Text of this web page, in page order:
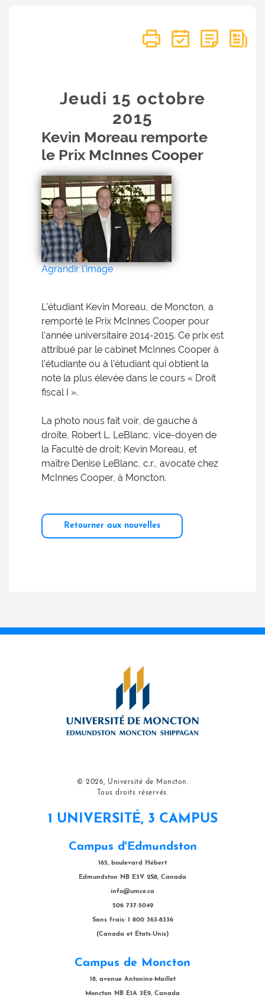
Jeudi 15 octobre
2015
Kevin Moreau remporte
le Prix McInnes Cooper
Agrandir l'image
L’étudiant Kevin Moreau, de Moncton, a
remporté le Prix McInnes Cooper pour
l’année universitaire 2014-2015. Ce prix est
attribué par le cabinet McInnes Cooper à
l’étudiante ou à l’étudiant qui obtient la
note la plus élevée dans le cours « Droit
fiscal I ».
La photo nous fait voir, de gauche à
droite, Robert L. LeBlanc, vice-doyen de
la Faculté de droit; Kevin Moreau, et
maître Denise LeBlanc, c.r., avocate chez
McInnes Cooper, à Moncton.
Retourner aux nouvelles
© 2026, Université de Moncton.
Tous droits réservés.
1 UNIVERSITÉ, 3 CAMPUS
Campus d'Edmundston
165, boulevard Hébert
Edmundston NB E3V 2S8, Canada
info@umce.ca
506 737-5049
Sans frais: 1 800 363-8336
(Canada et États-Unis)
Campus de Moncton
18, avenue Antonine-Maillet
Moncton NB E1A 3E9, Canada